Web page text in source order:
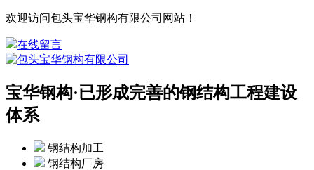
欢迎访问包头宝华钢构有限公司网站！
在线留言
宝华钢构·已形成完善的钢结构工程建设
体系
钢结构加工
钢结构厂房